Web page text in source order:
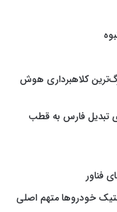
بزرگ‌ترین کلاهبرداری هوش
تبدیل فارس به قطب
فناور
خودروها متهم اصلی